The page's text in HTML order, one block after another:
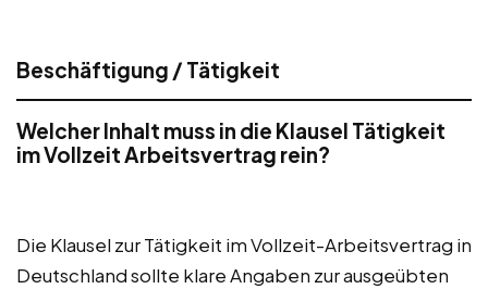
Beschäftigung / Tätigkeit
Welcher Inhalt muss in die Klausel Tätigkeit
im Vollzeit Arbeitsvertrag rein?
Die Klausel zur Tätigkeit im Vollzeit-Arbeitsvertrag in
Deutschland sollte klare Angaben zur ausgeübten